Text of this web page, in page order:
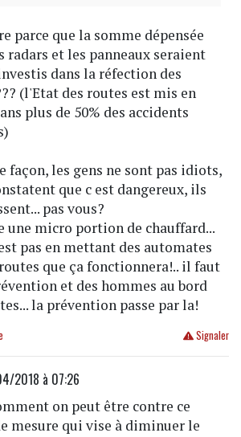
parce que la somme dépensée
radars et les panneaux seraient
dans la réfection des
(l'Etat des routes est mis en
plus de 50% des accidents
façon, les gens ne sont pas idiots,
que c est dangereux, ils
pas vous?
une micro portion de chauffard...
pas en mettant des automates
que ça fonctionnera!.. il faut
et des hommes au bord
la prévention passe par la!
Signaler
2018 à 07:26
on peut être contre ce
mesure qui vise à diminuer le